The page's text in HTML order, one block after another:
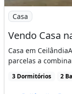
Imagem: Vendo
Casa
Vendo Casa
Casa em
parcelas a
3 Dormitórios 2